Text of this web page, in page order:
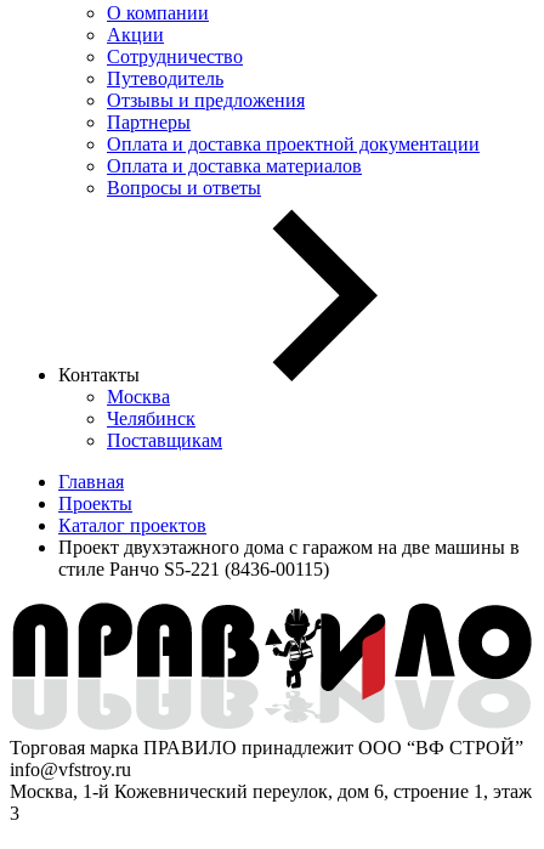
О компании
Акции
Сотрудничество
Путеводитель
Отзывы и предложения
Партнеры
Оплата и доставка проектной документации
Оплата и доставка материалов
Вопросы и ответы
Контакты
Москва
Челябинск
Поставщикам
Главная
Проекты
Каталог проектов
Проект двухэтажного дома с гаражом на две машины в
стиле Ранчо S5-221 (8436-00115)
Торговая марка ПРАВИЛО принадлежит ООО “ВФ СТРОЙ”
info@vfstroy.ru
Москва, 1-й Кожевнический переулок, дом 6, строение 1, этаж
3